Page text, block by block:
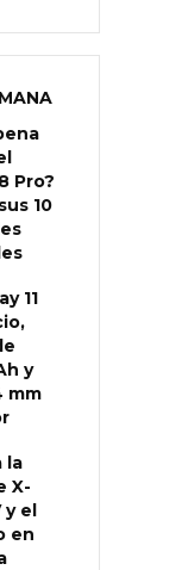
Pro?
10
11
y
mm
la
X-
y el
en